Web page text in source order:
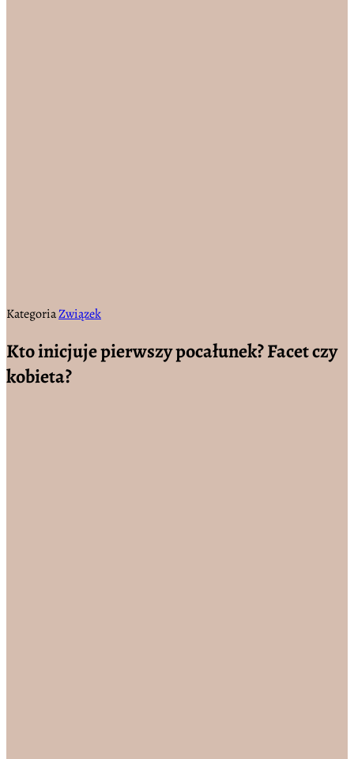
KategoriaZwiązek
Kto inicjuje pierwszy pocałunek? Facet czy
kobieta?